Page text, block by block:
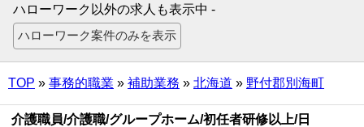
ハローワーク以外の求人も表示中 -
TOP » 事務的職業 » 補助業務 » 北海道 » 野付郡別海町
介護職員/介護職/グループホーム/初任者研修以上/日